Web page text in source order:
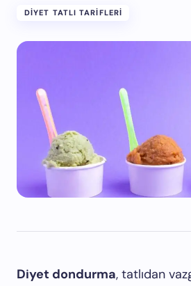
DIYET TATLI TARIFLERI
Diyet dondurma, tatlıdan